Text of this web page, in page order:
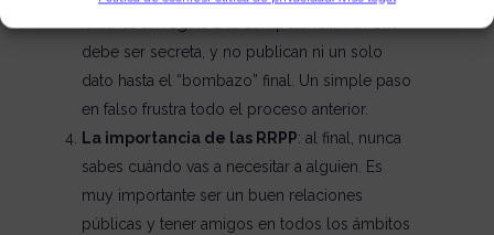
debe ser secreta, y no publican ni un solo
dato hasta el “bombazo” final. Un simple paso
en falso frustra todo el proceso anterior.
La importancia de las RRPP: al final, nunca
sabes cuándo vas a necesitar a alguien. Es
muy importante ser un buen relaciones
públicas y tener amigos en todos los ámbitos